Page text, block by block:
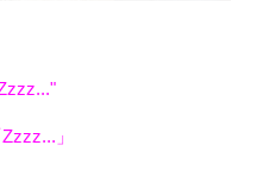
」